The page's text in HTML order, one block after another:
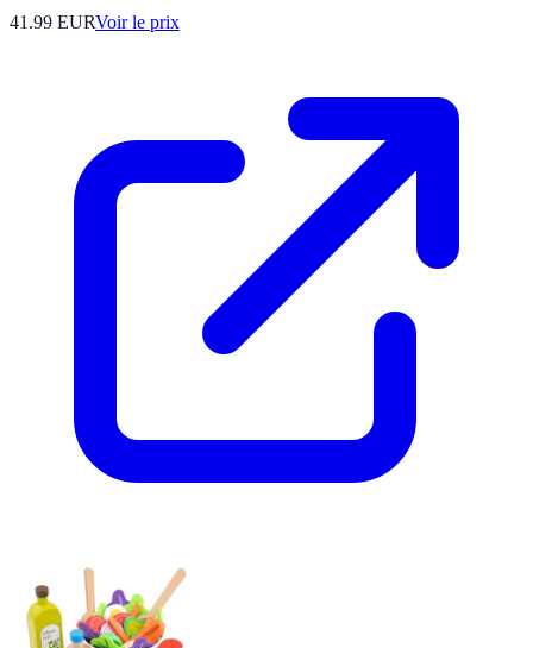
41.99 EURVoir le prix